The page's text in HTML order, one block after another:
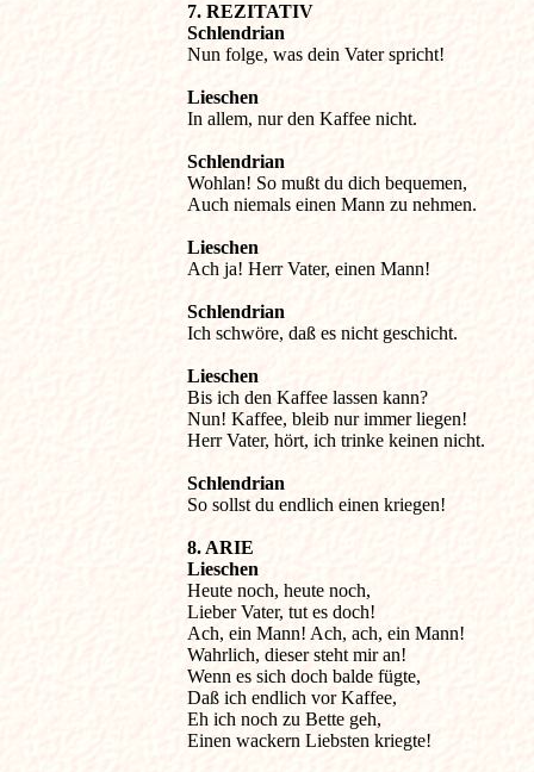
7. REZITATIV
Schlendrian
Nun folge, was dein Vater spricht!
Lieschen
In allem, nur den Kaffee nicht.
Schlendrian
Wohlan! So mußt du dich bequemen,
Auch niemals einen Mann zu nehmen.
Lieschen
Ach ja! Herr Vater, einen Mann!
Schlendrian
Ich schwöre, daß es nicht geschicht.
Lieschen
Bis ich den Kaffee lassen kann?
Nun! Kaffee, bleib nur immer liegen!
Herr Vater, hört, ich trinke keinen nicht.
Schlendrian
So sollst du endlich einen kriegen!
8. ARIE
Lieschen
Heute noch, heute noch,
Lieber Vater, tut es doch!
Ach, ein Mann! Ach, ach, ein Mann!
Wahrlich, dieser steht mir an!
Wenn es sich doch balde fügte,
Daß ich endlich vor Kaffee,
Eh ich noch zu Bette geh,
Einen wackern Liebsten kriegte!